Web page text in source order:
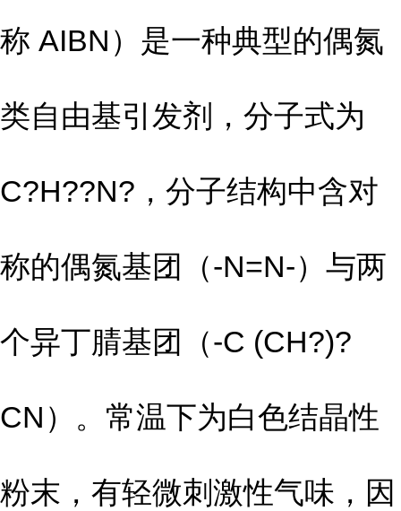
称 AIBN）是一种典型的偶氮
类自由基引发剂，分子式为
C?H??N?，分子结构中含对
称的偶氮基团（-N=N-）与两
个异丁腈基团（-C (CH?)?
CN）。常温下为白色结晶性
粉末，有轻微刺激性气味，因